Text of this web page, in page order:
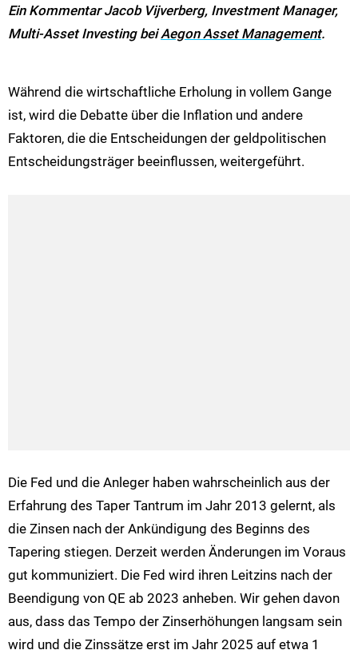
Ein Kommentar Jacob Vijverberg, Investment Manager,
Multi-Asset Investing beiAegon Asset Management.
Während die wirtschaftliche Erholung in vollem Gange
ist, wird die Debatte über die Inflation und andere
Faktoren, die die Entscheidungen der geldpolitischen
Entscheidungsträger beeinflussen, weitergeführt.
Die Fed und die Anleger haben wahrscheinlich aus der
Erfahrung des Taper Tantrum im Jahr 2013 gelernt, als
die Zinsen nach der Ankündigung des Beginns des
Tapering stiegen. Derzeit werden Änderungen im Voraus
gut kommuniziert. Die Fed wird ihren Leitzins nach der
Beendigung von QE ab 2023 anheben. Wir gehen davon
aus, dass das Tempo der Zinserhöhungen langsam sein
wird und die Zinssätze erst im Jahr 2025 auf etwa 1